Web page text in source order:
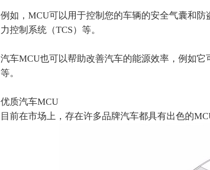
例如， MCU可以用于控制您的车辆的安全气囊和防
力控制系统（TCS）等。
汽车MCU也可以帮助改善汽车的能源效率，例如
等。
优质汽车MCU
目前在市场上，存在许多品牌汽车都具有出色的